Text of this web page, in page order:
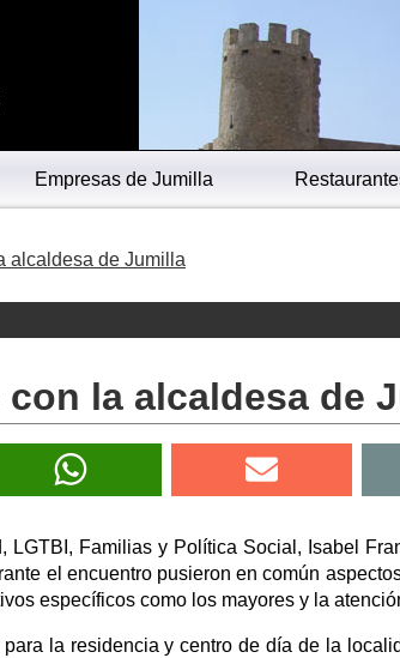
Empresas de Jumilla
alcaldesa de Jumilla
la alcaldesa de
LGTBI, Familias y Política Social, Isabel
el encuentro pusieron en común
específicos como los mayores y la
la residencia y centro de día de la